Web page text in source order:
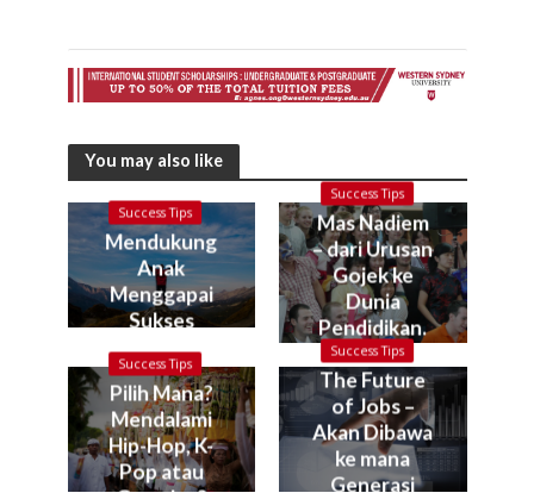
You may also like
Success Tips
Mendukung
Anak
Menggapai
Sukses
Success Tips
Mas Nadiem
– dari Urusan
Gojek ke
Dunia
Pendidikan.
Kok bisa?
Success Tips
Pilih Mana?
Mendalami
Hip-Hop, K-
Pop atau
Success Tips
The Future
of Jobs –
Akan Dibawa
ke mana
Generasi